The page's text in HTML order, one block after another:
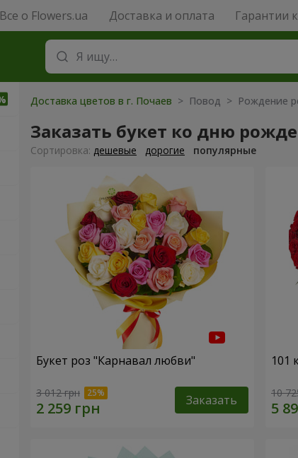
Все о Flowers.ua Доставка и оплата Гарантии
Доставка цветов в г. Почаев > Повод > Рождение
Заказать букет ко дню
Cортировка: дешевые дорогие популярные
Букет роз "Карнавал любви"
3 012 грн Заказать
101
10